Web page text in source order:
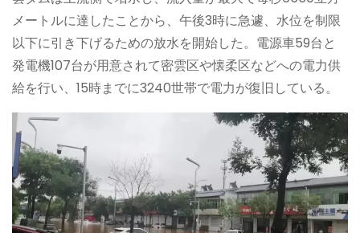
メートルに達したことから、午後3時に急遽、水位を制限
以下に引き下げるための放水を開始した。電源車59台と
発電機107台が用意されて密雲区や懐柔区などへの電力供
給を行い、15時までに3240世帯で電力が復旧している。